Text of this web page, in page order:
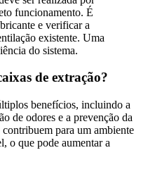
funcionamento. É
e verificar a
existente. Uma
do sistema.
de extração?
benefícios, incluindo a
de odores e a prevenção da
para um ambiente
o que pode aumentar a